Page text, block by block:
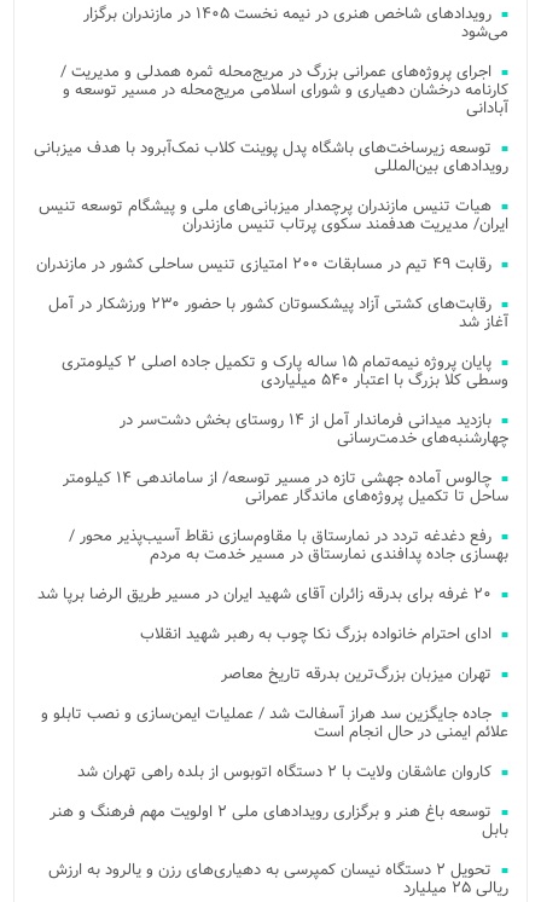
رویدادهای شاخص هنری در نیمه نخست ۱۴۰۵ در مازندران برگزار
می‌شود
اجرای پروژه‌های عمرانی بزرگ در مریج‌محله ثمره همدلی و مدیریت /
کارنامه درخشان دهیاری و شورای اسلامی مریج‌محله در مسیر توسعه و
آبادانی
توسعه زیرساخت‌های باشگاه پدل پوینت کلاب نمک‌آبرود با هدف میزبانی
رویدادهای بین‌المللی
هیات تنیس مازندران پرچمدار میزبانی‌های ملی و پیشگام توسعه تنیس
ایران/ مدیریت هدفمند سکوی پرتاب تنیس مازندران
رقابت ۴۹ تیم در مسابقات ۲۰۰ امتیازی تنیس ساحلی کشور در مازندران
رقابت‌های کشتی آزاد پیشکسوتان کشور با حضور ۲۳۰ ورزشکار در آمل
آغاز شد
پایان پروژه نیمه‌تمام ۱۵ ساله پارک و تکمیل جاده اصلی ۲ کیلومتری
وسطی کلا بزرگ با اعتبار ۵۴۰ میلیاردی
بازدید میدانی فرماندار آمل از ۱۴ روستای بخش دشت‌سر در
چهارشنبه‌های خدمت‌رسانی
چالوس آماده جهشی تازه در مسیر توسعه/ از ساماندهی ۱۴ کیلومتر
ساحل تا تکمیل پروژه‌های ماندگار عمرانی
رفع دغدغه تردد در نمارستاق با مقاوم‌سازی نقاط آسیب‌پذیر محور /
بهسازی جاده پدافندی نمارستاق در مسیر خدمت به مردم
۲۰ غرفه برای بدرقه زائران آقای شهید ایران در مسیر طریق الرضا برپا شد
ادای احترام خانواده بزرگ نکا چوب به رهبر شهید انقلاب
تهران میزبان بزرگ‌ترین بدرقه تاریخ معاصر
جاده جایگزین سد هراز آسفالت شد / عملیات ایمن‌سازی و نصب تابلو و
علائم ایمنی در حال انجام است
کاروان عاشقان ولایت با ۲ دستگاه اتوبوس از بلده راهی تهران شد
توسعه باغ هنر و برگزاری رویدادهای ملی ۲ اولویت مهم فرهنگ و هنر
بابل
تحویل ۲ دستگاه نیسان کمپرسی به دهیاری‌های رزن و یالرود به ارزش
ریالی ۲۵ میلیارد